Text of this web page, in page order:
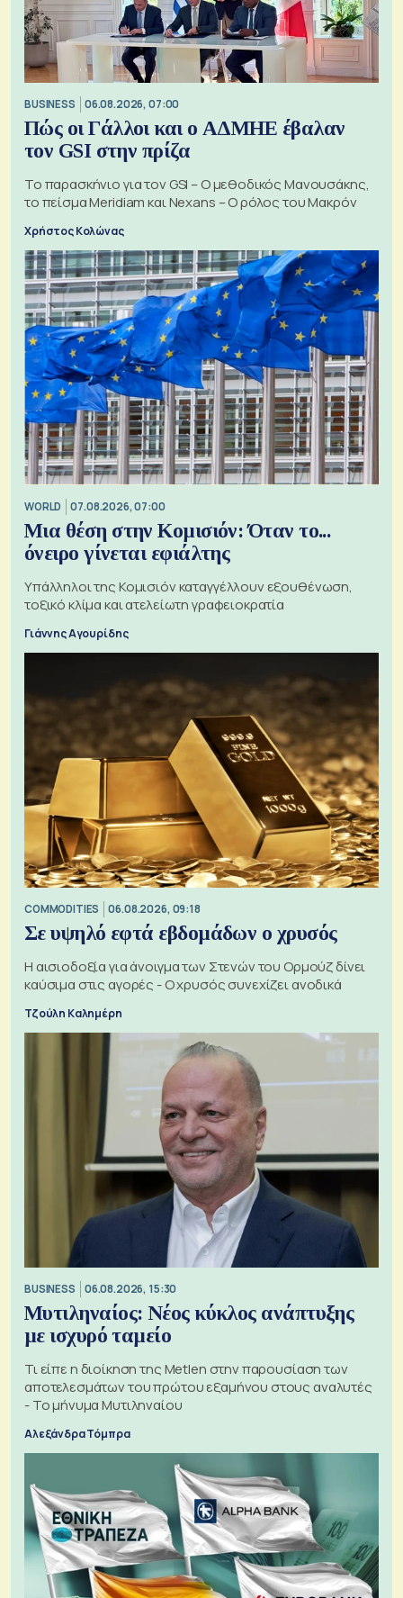
BUSINESS 06.08.2026, 07:00
Πώς οι Γάλλοι και ο ΑΔΜΗΕ έβαλαν
τον GSI στην πρίζα
Το παρασκήνιο για τον GSI – Ο μεθοδικός Μανουσάκης,
το πείσμα Meridiam και Nexans – Ο ρόλος του Μακρόν
Χρήστος Κολώνας
WORLD 07.08.2026, 07:00
Μια θέση στην Κομισιόν: Όταν το...
όνειρο γίνεται εφιάλτης
Υπάλληλοι της Κομισιόν καταγγέλλουν εξουθένωση,
τοξικό κλίμα και ατελείωτη γραφειοκρατία
Γιάννης Αγουρίδης
COMMODITIES 06.08.2026, 09:18
Σε υψηλό εφτά εβδομάδων ο χρυσός
Η αισιοδοξία για άνοιγμα των Στενών του Ορμούζ δίνει
καύσιμα στις αγορές - Ο χρυσός συνεχίζει ανοδικά
Τζούλη Καλημέρη
BUSINESS 06.08.2026, 15:30
Μυτιληναίος: Νέος κύκλος ανάπτυξης
με ισχυρό ταμείο
Τι είπε η διοίκηση της Metlen στην παρουσίαση των
αποτελεσμάτων του πρώτου εξαμήνου στους αναλυτές
- Το μήνυμα Μυτιληναίου
Αλεξάνδρα Τόμπρα